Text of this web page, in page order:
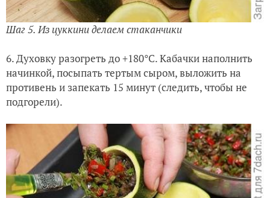
Шаг 5. Из цуккини делаем стаканчики
6. Духовку разогреть до +180°С. Кабачки наполнить
начинкой, посыпать тертым сыром, выложить на
противень и запекать 15 минут (следить, чтобы не
подгорели).